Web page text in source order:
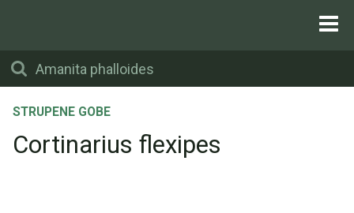
STRUPENE GOBE
Cortinarius flexipes